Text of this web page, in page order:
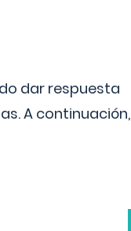
dar respuesta
A continuación,